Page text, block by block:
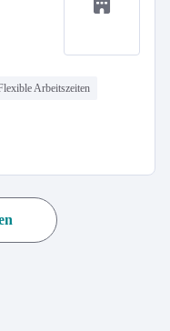
Arbeitszeiten